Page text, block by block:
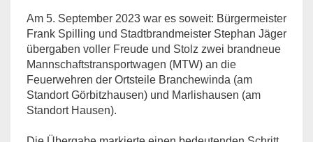
Am 5. September 2023 war es soweit: Bürgermeister
Frank Spilling und Stadtbrandmeister Stephan Jäger
übergaben voller Freude und Stolz zwei brandneue
Mannschaftstransportwagen (MTW) an die
Feuerwehren der Ortsteile Branchewinda (am
Standort Görbitzhausen) und Marlishausen (am
Standort Hausen).